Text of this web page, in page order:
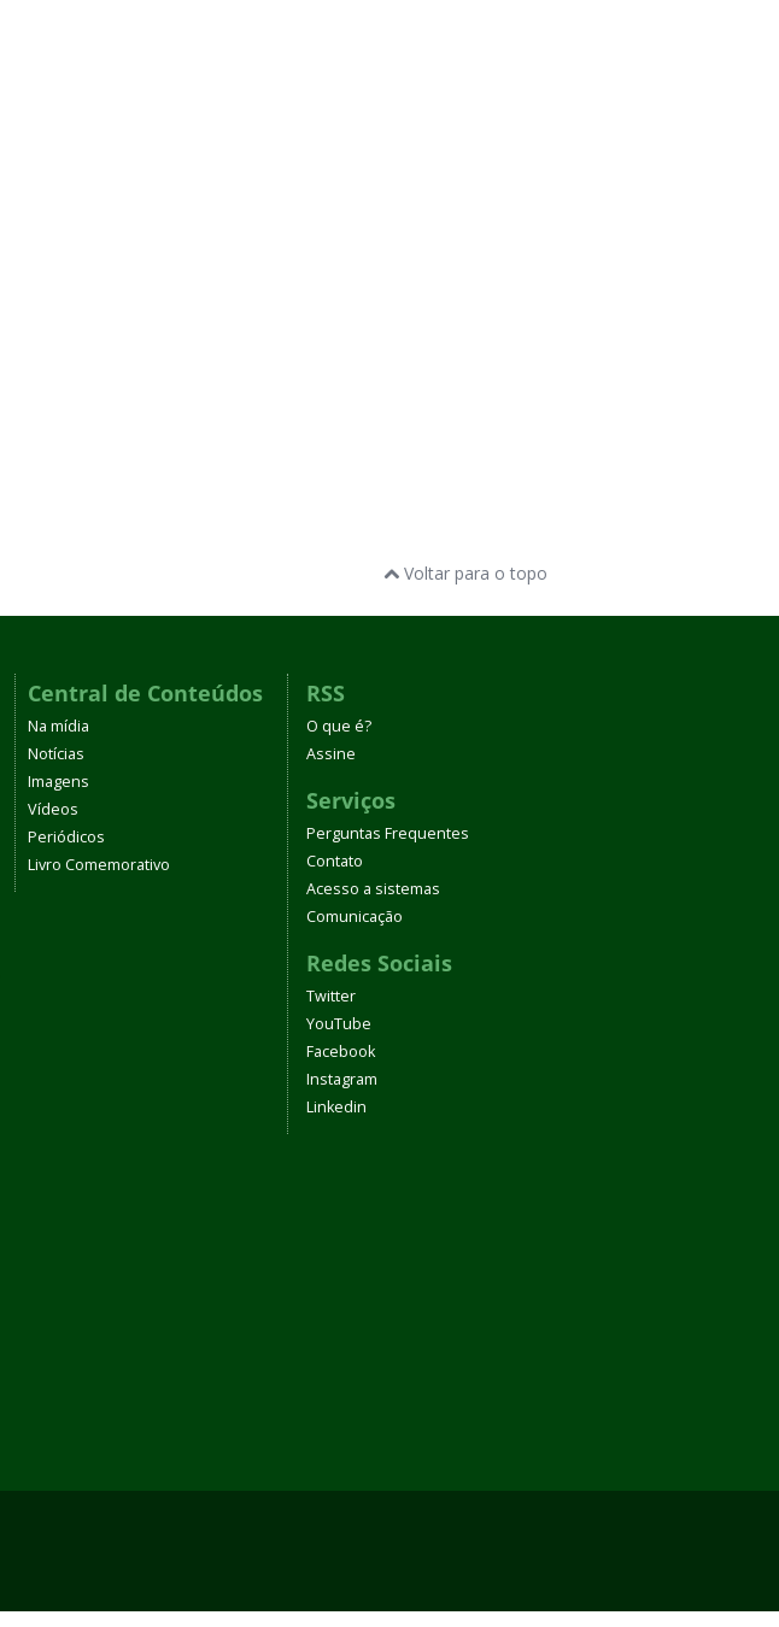
Voltar para o topo
Central de Conteúdos
Na mídia
Notícias
Imagens
Vídeos
Periódicos
Livro Comemorativo
RSS
O que é?
Assine
Serviços
Perguntas Frequentes
Contato
Acesso a sistemas
Comunicação
Redes Sociais
Twitter
YouTube
Facebook
Instagram
Linkedin